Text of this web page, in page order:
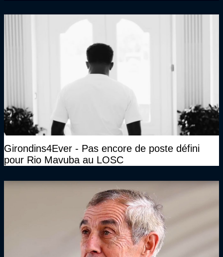
Girondins4Ever - Pas encore de poste défini
pour Rio Mavuba au LOSC